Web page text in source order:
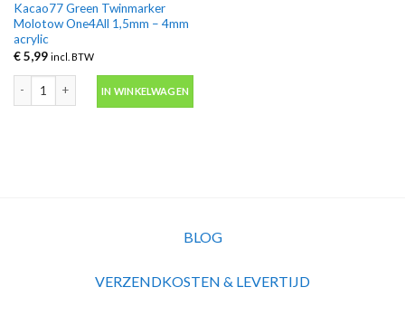
Kacao77 Green Twinmarker
Molotow One4All 1,5mm – 4mm
acrylic
€5,99 incl. BTW
IN WINKELWAGEN
BLOG
VERZENDKOSTEN & LEVERTIJD